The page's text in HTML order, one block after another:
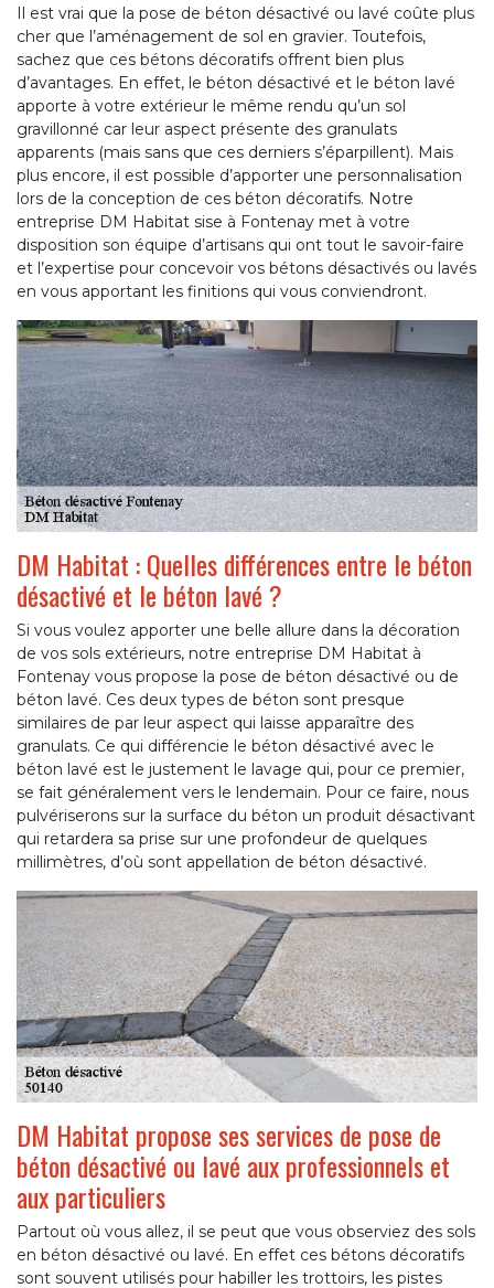
Il est vrai que la pose de béton désactivé ou lavé coûte plus
cher que l’aménagement de sol en gravier. Toutefois,
sachez que ces bétons décoratifs offrent bien plus
d’avantages. En effet, le béton désactivé et le béton lavé
apporte à votre extérieur le même rendu qu’un sol
gravillonné car leur aspect présente des granulats
apparents (mais sans que ces derniers s’éparpillent). Mais
plus encore, il est possible d’apporter une personnalisation
lors de la conception de ces béton décoratifs. Notre
entreprise DM Habitat sise à Fontenay met à votre
disposition son équipe d’artisans qui ont tout le savoir-faire
et l’expertise pour concevoir vos bétons désactivés ou lavés
en vous apportant les finitions qui vous conviendront.
DM Habitat : Quelles différences entre le béton
désactivé et le béton lavé ?
Si vous voulez apporter une belle allure dans la décoration
de vos sols extérieurs, notre entreprise DM Habitat à
Fontenay vous propose la pose de béton désactivé ou de
béton lavé. Ces deux types de béton sont presque
similaires de par leur aspect qui laisse apparaître des
granulats. Ce qui différencie le béton désactivé avec le
béton lavé est le justement le lavage qui, pour ce premier,
se fait généralement vers le lendemain. Pour ce faire, nous
pulvériserons sur la surface du béton un produit désactivant
qui retardera sa prise sur une profondeur de quelques
millimètres, d’où sont appellation de béton désactivé.
DM Habitat propose ses services de pose de
béton désactivé ou lavé aux professionnels et
aux particuliers
Partout où vous allez, il se peut que vous observiez des sols
en béton désactivé ou lavé. En effet ces bétons décoratifs
sont souvent utilisés pour habiller les trottoirs, les pistes